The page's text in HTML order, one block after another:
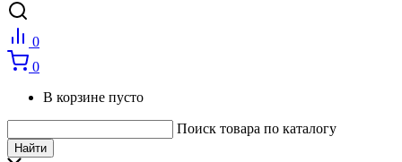
0
0
В корзине пусто
Поиск товара по каталогу
Найти